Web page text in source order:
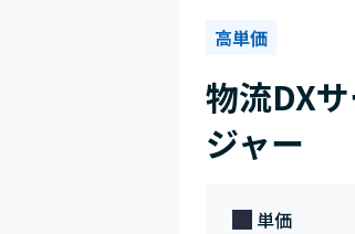
高単価
物流DX
ジャー
単価